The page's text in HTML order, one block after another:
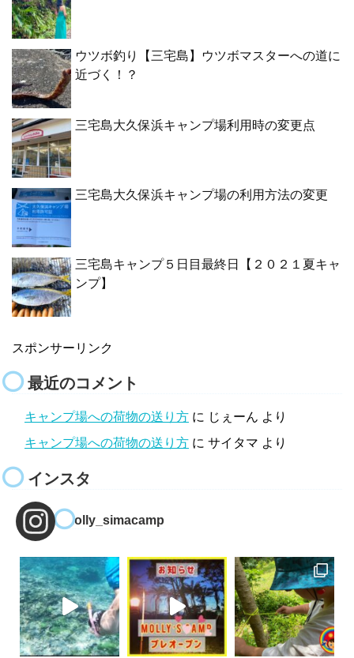
ウツボ釣り【三宅島】ウツボマスターへの道に
近づく！？
三宅島大久保浜キャンプ場利用時の変更点
三宅島大久保浜キャンプ場の利用方法の変更
三宅島キャンプ５日目最終日【２０２１夏キャ
ンプ】
スポンサーリンク
最近のコメント
キャンプ場への荷物の送り方 に じぇーん より
キャンプ場への荷物の送り方 に サイタマ より
インスタ
molly_simacamp